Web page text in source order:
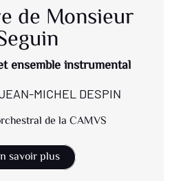
de Monsieur
ensemble instrumental
MICHEL DESPIN
de la CAMVS
savoir plus